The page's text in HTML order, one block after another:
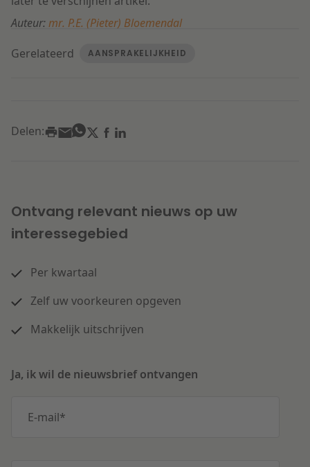
Auteur:mr. P.E. (Pieter) Bloemendal
Gerelateerd
AANSPRAKELIJKHEID
Delen:
Ontvang relevant nieuws op uw
interessegebied
Per kwartaal
Zelf uw voorkeuren opgeven
Makkelijk uitschrijven
Ja, ik wil de nieuwsbrief ontvangen
E-mail*